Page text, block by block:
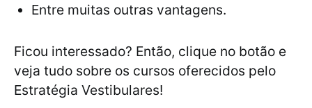
Entre muitas outras vantagens.
Ficou interessado? Então, clique no botão e
veja tudo sobre os cursos oferecidos pelo
Estratégia Vestibulares!